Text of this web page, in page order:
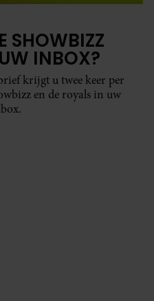
SHOWBIZZ
INBOX?
krijgt u twee keer per
en de royals in uw